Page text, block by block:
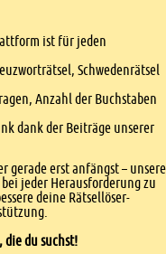
ist für jeden
Schwedenrätsel
Anzahl der Buchstaben
dank der Beiträge unserer
gerade erst anfängst – unsere
jeder Herausforderung zu
deine Rätsellöser-
du suchst!